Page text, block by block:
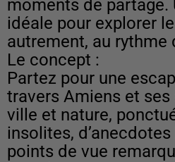
moments de partage.
idéale pour explorer
autrement, au rythme
Le concept :
Partez pour une
travers Amiens et
ville et nature,
insolites,
points de vue